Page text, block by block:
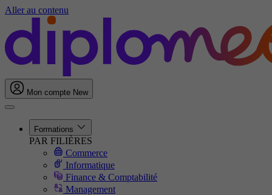
Aller au contenu
Mon compte New
Formations
PAR FILIÈRES
Commerce
Informatique
Finance & Comptabilité
Management